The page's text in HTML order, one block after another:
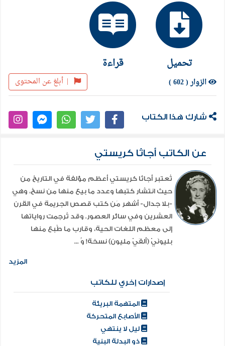
تحميل قراءة
| أبلغ عن المحتوى الزوار ( 602 )
شارك هذا الكتاب
عن الكاتب أجاثا كريستي
تُعتبر أجاثا كريستي أعظم مؤلفة في التاريخ من
حيث انتشار كتبها وعدد ما بيع منها من نسخ، وهي
-بلا جدال- أشهر مَن كتب قصص الجريمة في القرن
العشرين وفي سائر العصور. وقد تُرجمت رواياتها
إلى معظم اللغات الحية، وقارب ما طُبع منها
بليونَيْ (ألفَيْ مليون) نسخة! وُ ...
المزيد
إصدارات إخري للكاتب
المتهمة البريئة
الأصابع المتحركة
ليل لا ينتهي
ذو البدلة البنية